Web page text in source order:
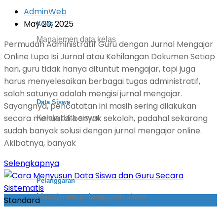
Kelas
Manajemen data kelas
Data Siswa
Kelola data siswa
Pelanggaran
Manajemen pelanggaran siswa
AdminWeb
May 20, 2025
Permudah Administratif Guru dengan Jurnal Mengajar
Online Lupa Isi Jurnal atau Kehilangan Dokumen Setiap
hari, guru tidak hanya dituntut mengajar, tapi juga
harus menyelesaikan berbagai tugas administratif,
salah satunya adalah mengisi jurnal mengajar.
Sayangnya, pencatatan ini masih sering dilakukan
secara manual di banyak sekolah, padahal sekarang
sudah banyak solusi dengan jurnal mengajar online.
Akibatnya, banyak
Selengkapnya
Standard